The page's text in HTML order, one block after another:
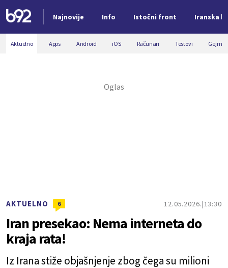
Najnovije Info Istočni front Iranska
Nova vest
Aktuelno Apps Android iOS Računari Testovi
AKTUELNO 6 12.05.2026. 13:30
Iran presekao: Nema interneta do
kraja rata!
Iz Irana stiže objašnjenje zbog čega su milioni